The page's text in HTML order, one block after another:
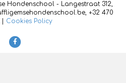
Hondenschool - Langestraat 312,
+32 470
Cookies Policy
F